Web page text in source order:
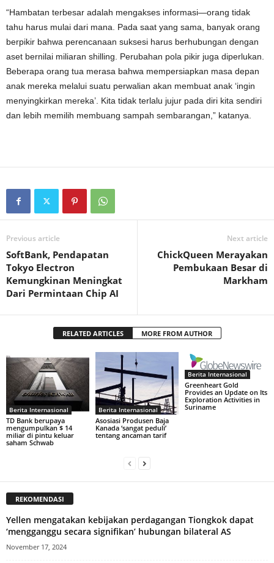
“Hambatan terbesar adalah mengakses informasi—orang tidak
tahu harus mulai dari mana. Pada saat yang sama, banyak orang
berpikir bahwa perencanaan suksesi harus berhubungan dengan
aset bernilai miliaran shilling. Perubahan pola pikir juga diperlukan.
Beberapa orang tua merasa bahwa mempersiapkan masa depan
anak mereka melalui suatu perwalian akan membuat anak ‘ingin
menyingkirkan mereka’. Kita tidak terlalu jujur ​​pada diri kita sendiri
dan lebih memilih membuang sampah sembarangan,” katanya.
Previous article
SoftBank, Pendapatan
Tokyo Electron
Kemungkinan Meningkat
Dari Permintaan Chip AI
Next article
ChickQueen Merayakan
Pembukaan Besar di
Markham
RELATED ARTICLES MORE FROM AUTHOR
Berita Internasional
TD Bank berupaya
mengumpulkan $ 14
miliar di pintu keluar
saham Schwab
Berita Internasional
Asosiasi Produsen Baja
Kanada ‘sangat peduli’
tentang ancaman tarif
Berita Internasional
Greenheart Gold
Provides an Update on Its
Exploration Activities in
Suriname
REKOMENDASI
Yellen mengatakan kebijakan perdagangan Tiongkok dapat
‘mengganggu secara signifikan’ hubungan bilateral AS
November 17, 2024